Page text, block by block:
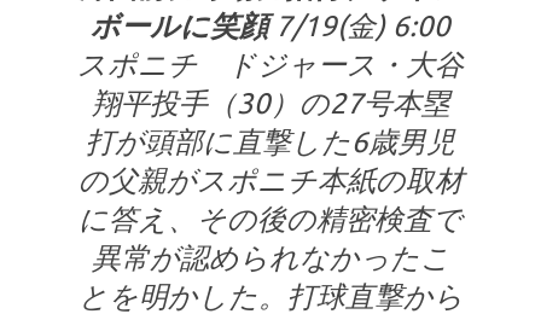
ボールに笑顔7/19(金) 6:00
スポニチ ドジャース・大谷
翔平投手（30）の27号本塁
打が頭部に直撃した6歳男児
の父親がスポニチ本紙の取材
に答え、その後の精密検査で
異常が認められなかったこ
とを明かした。打球直撃から